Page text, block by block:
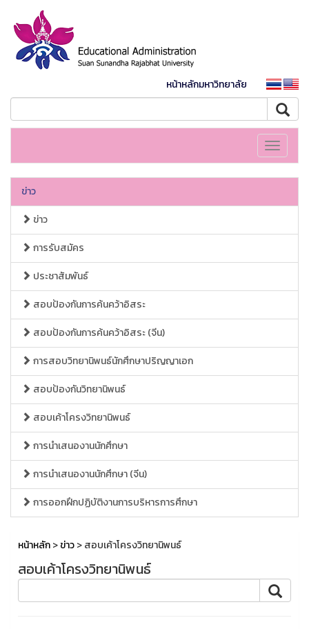
หน้าหลักมหาวิทยาลัย
Toggle
ข่าว
ข่าว
การรับสมัคร
ประชาสัมพันธ์
สอบป้องกันการค้นคว้าอิสระ
สอบป้องกันการค้นคว้าอิสระ (จีน)
การสอบวิทยานิพนธ์นักศึกษาปริญญาเอก
สอบป้องกันวิทยานิพนธ์
สอบเค้าโครงวิทยานิพนธ์
การนำเสนองานนักศึกษา
การนำเสนองานนักศึกษา (จีน)
การออกฝึกปฏิบัติงานการบริหารการศึกษา
หน้าหลัก>ข่าว> สอบเค้าโครงวิทยานิพนธ์
สอบเค้าโครงวิทยานิพนธ์